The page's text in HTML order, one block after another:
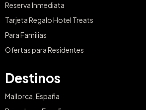
Reserva Inmediata
Tarjeta Regalo Hotel Treats
Para Familias
Ofertas para Residentes
Destinos
Mallorca, España